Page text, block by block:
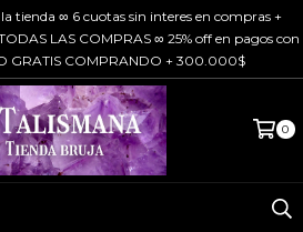
tienda ∞ 6 cuotas sin interes en compras +
LAS COMPRAS ∞ 25% off en pagos con
GRATIS COMPRANDO + 300.000$
0